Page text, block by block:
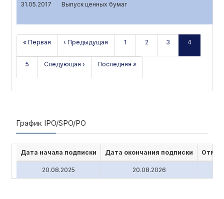
31.05.2017 Выпуск ценных бумаг
« Первая ‹ Предыдущая 1 2 3 4
5 Следующая › Последняя »
График IPO/SPO/PO
Дата начала подписки Дата окончания подписки
20.08.2025 20.08.2026